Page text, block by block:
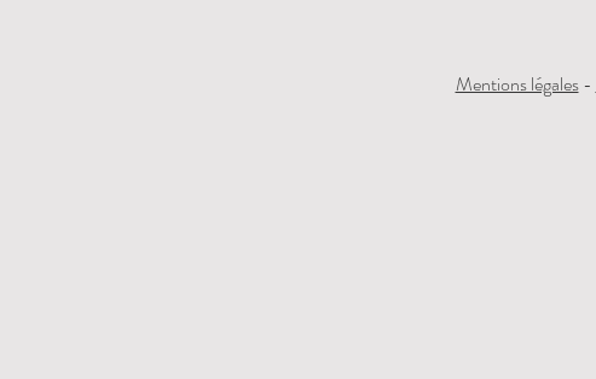
Mentions légales-